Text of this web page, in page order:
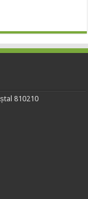
810210